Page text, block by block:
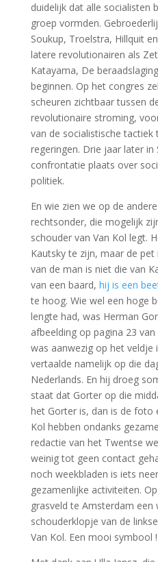
duidelijk dat alle socialisten
groep vormden.
Soukup, Troelstra, Hillquit
latere revolutionairen als
Katayama, De
beginnen. Op het congres
scheuren zichtbaar tussen
revolutionaire stroming,
van de socialistische tactiek
regeringen. Drie jaar later
confrontatie plaats over
politiek.
En wie zien we op de
rechtsonder, die mogelijk
schouder van Van Kol legt.
Kautsky te zijn, maar de
van de man is niet die van
van een baard, hij is een
te hoog. Wie wel een hoge
lengte had, was Herman
afbeelding op pagina 23 van
was aanwezig op het veldje
vertaalde namelijk op die
Nederlands. En hij droeg
staat dat Gorter op die
het Gorter is, dan is de foto
Kol hebben ondanks
redactie van het Twentse
weinig tot geen contact
noch weekbladen is iets
gezamenlijke activiteiten.
grasveld te Amsterdam een
schouderklopje van de
Van Kol. Een mooi symbool !